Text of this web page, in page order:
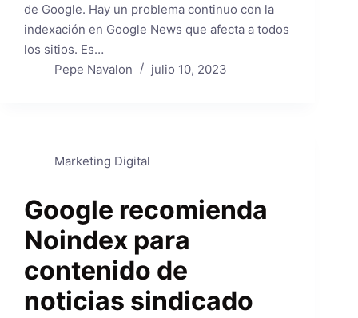
de Google. Hay un problema continuo con la
indexación en Google News que afecta a todos
los sitios. Es…
Pepe Navalon
julio 10, 2023
Marketing Digital
Google recomienda
Noindex para
contenido de
noticias sindicado